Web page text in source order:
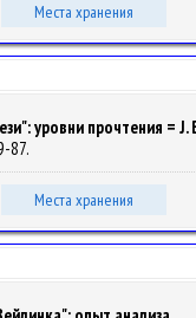
Места хранения
уровни прочтения =
87.
Места хранения